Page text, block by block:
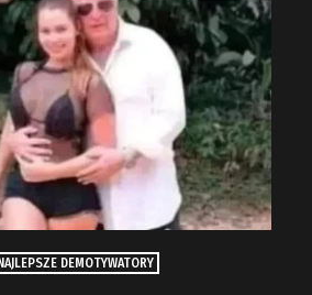
NAJLEPSZE DEMOTYWATORY